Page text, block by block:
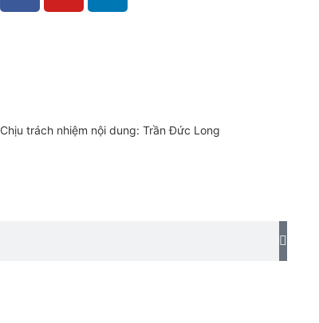
Chịu trách nhiệm nội dung: Trần Đức Long